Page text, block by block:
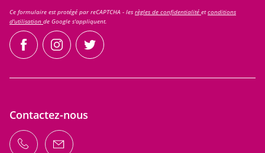
Ce formulaire est protégé par reCAPTCHA - les règles de confidentialité etconditions
d'utilisation de Google s'appliquent.
facebookinstagramtwitter
Contactez-nous